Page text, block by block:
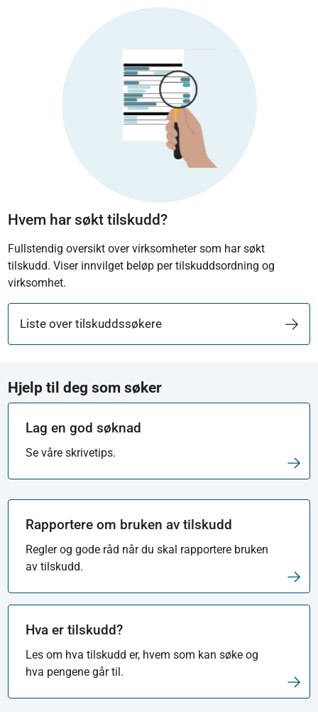
Hvem har søkt tilskudd?
Fullstendig oversikt over virksomheter som har søkt
tilskudd. Viser innvilget beløp per tilskuddsordning og
virksomhet.
Liste over tilskuddssøkere
Hjelp til deg som søker
Lag en god søknad
Se våre skrivetips.
Rapportere om bruken av tilskudd
Regler og gode råd når du skal rapportere bruken
av tilskudd.
Hva er tilskudd?
Les om hva tilskudd er, hvem som kan søke og
hva pengene går til.